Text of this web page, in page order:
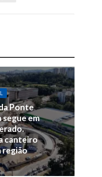
Ponte
segue em
canteiro
região